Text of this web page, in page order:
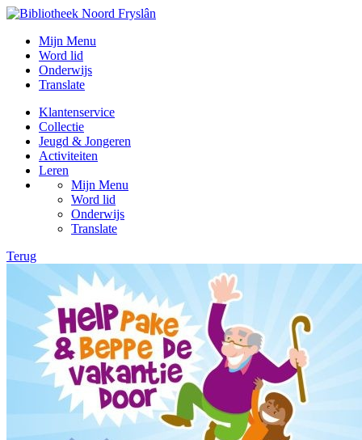
Mijn Menu
Word lid
Onderwijs
Translate
Klantenservice
Collectie
Jeugd & Jongeren
Activiteiten
Leren
Mijn Menu
Word lid
Onderwijs
Translate
Terug